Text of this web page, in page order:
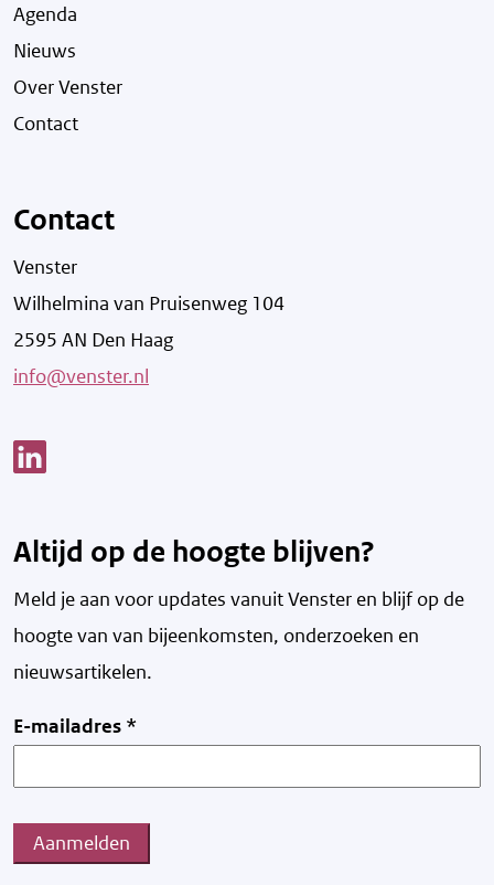
Agenda
Nieuws
Over Venster
Contact
Contact
Venster
Wilhelmina van Pruisenweg 104
2595 AN Den Haag
info@venster.nl
Altijd op de hoogte blijven?
Meld je aan voor updates vanuit Venster en blijf op de
hoogte van van bijeenkomsten, onderzoeken en
nieuwsartikelen.
E-mailadres *
Aanmelden